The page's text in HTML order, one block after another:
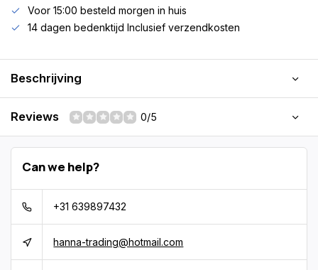
Voor 15:00 besteld morgen in huis
14 dagen bedenktijd Inclusief verzendkosten
Beschrijving
Reviews 0/5
Can we help?
+31 639897432
hanna-trading@hotmail.com